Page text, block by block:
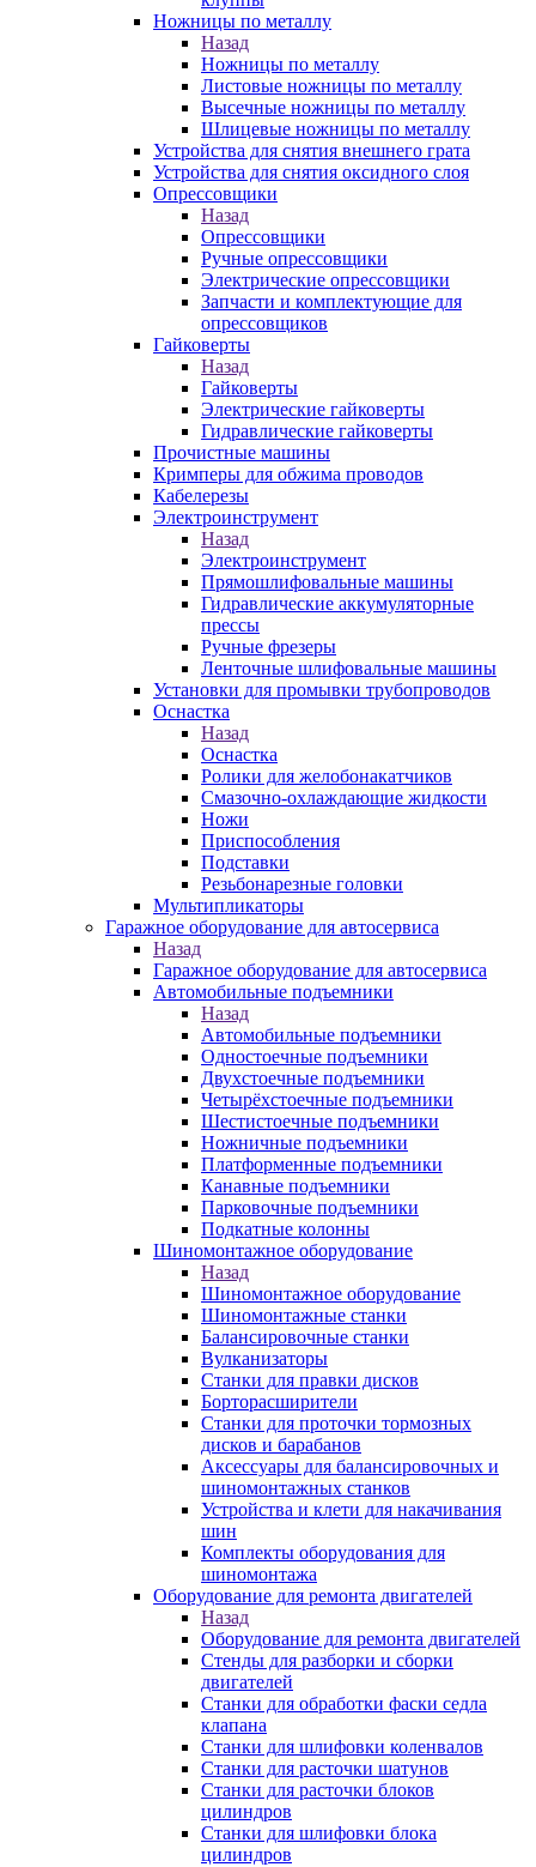
Ножницы по металлу
Назад
Ножницы по металлу
Листовые ножницы по металлу
Высечные ножницы по металлу
Шлицевые ножницы по металлу
Устройства для снятия внешнего грата
Устройства для снятия оксидного слоя
Опрессовщики
Назад
Опрессовщики
Ручные опрессовщики
Электрические опрессовщики
Запчасти и комплектующие для
опрессовщиков
Гайковерты
Назад
Гайковерты
Электрические гайковерты
Гидравлические гайковерты
Прочистные машины
Кримперы для обжима проводов
Кабелерезы
Электроинструмент
Назад
Электроинструмент
Прямошлифовальные машины
Гидравлические аккумуляторные
прессы
Ручные фрезеры
Ленточные шлифовальные машины
Установки для промывки трубопроводов
Оснастка
Назад
Оснастка
Ролики для желобонакатчиков
Смазочно-охлаждающие жидкости
Ножи
Приспособления
Подставки
Резьбонарезные головки
Мультипликаторы
Гаражное оборудование для автосервиса
Назад
Гаражное оборудование для автосервиса
Автомобильные подъемники
Назад
Автомобильные подъемники
Одностоечные подъемники
Двухстоечные подъемники
Четырёхстоечные подъемники
Шестистоечные подъемники
Ножничные подъемники
Платформенные подъемники
Канавные подъемники
Парковочные подъемники
Подкатные колонны
Шиномонтажное оборудование
Назад
Шиномонтажное оборудование
Шиномонтажные станки
Балансировочные станки
Вулканизаторы
Станки для правки дисков
Борторасширители
Станки для проточки тормозных
дисков и барабанов
Аксессуары для балансировочных и
шиномонтажных станков
Устройства и клети для накачивания
шин
Комплекты оборудования для
шиномонтажа
Оборудование для ремонта двигателей
Назад
Оборудование для ремонта двигателей
Стенды для разборки и сборки
двигателей
Станки для обработки фаски седла
клапана
Станки для шлифовки коленвалов
Станки для расточки шатунов
Станки для расточки блоков
цилиндров
Станки для шлифовки блока
цилиндров